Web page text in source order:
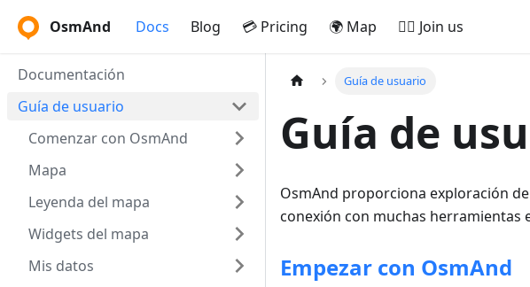
OsmAnd Docs Blog 💳 Pricing 🌍 Map 🚵‍♂️ Join us
Documentación
Guía de usuario
Comenzar con OsmAnd
Mapa
Leyenda del mapa
Widgets del mapa
Mis datos
Guía de usuario
Guía de
OsmAnd proporciona exploración
conexión con muchas herramientas
Empezar con OsmAnd